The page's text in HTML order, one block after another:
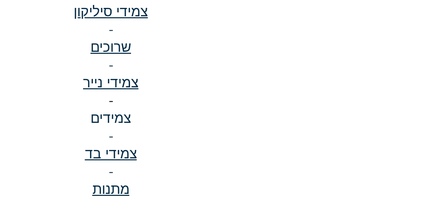
צמידי סיליקון
-
שרוכים
-
צמידי נייר
-
צמידים
-
צמידי בד
-
מתנות